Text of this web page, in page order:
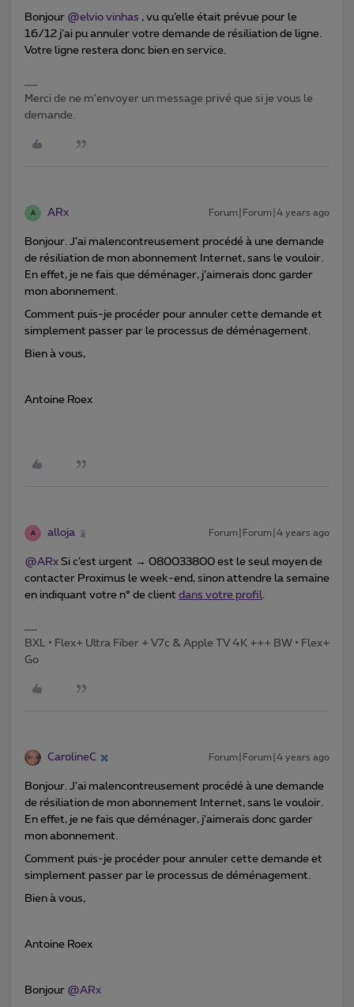
Bonjour @elvio vinhas , vu qu’elle était prévue pour le
16/12 j’ai pu annuler votre demande de résiliation de ligne.
Votre ligne restera donc bien en service.
Merci de ne m'envoyer un message privé que si je vous le
demande.
A ARx Forum|Forum|4 years ago
Bonjour. J’ai malencontreusement procédé à une demande
de résiliation de mon abonnement Internet, sans le vouloir.
En effet, je ne fais que déménager, j’aimerais donc garder
mon abonnement.
Comment puis-je procéder pour annuler cette demande et
simplement passer par le processus de déménagement.
Bien à vous,
Antoine Roex
A alloja Forum|Forum|4 years ago
@ARx Si c’est urgent → 080033800 est le seul moyen de
contacter Proximus le week-end, sinon attendre la semaine
en indiquant votre n° de client dans votre profil.
BXL • Flex+ Ultra Fiber + V7c & Apple TV 4K +++ BW • Flex+
Go
CarolineC Forum|Forum|4 years ago
Bonjour. J’ai malencontreusement procédé à une demande
de résiliation de mon abonnement Internet, sans le vouloir.
En effet, je ne fais que déménager, j’aimerais donc garder
mon abonnement.
Comment puis-je procéder pour annuler cette demande et
simplement passer par le processus de déménagement.
Bien à vous,
Antoine Roex
Bonjour @ARx